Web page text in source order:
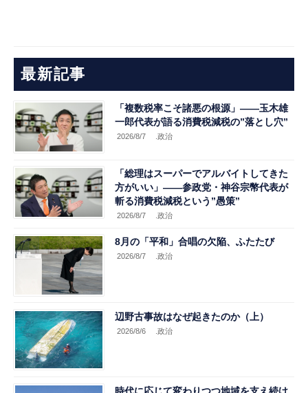
最新記事
「複数税率こそ諸悪の根源」――玉木雄
一郎代表が語る消費税減税の”落とし穴”
2026/8/7 .政治
「総理はスーパーでアルバイトしてきた
方がいい」――参政党・神谷宗幣代表が
斬る消費税減税という”愚策”
2026/8/7 .政治
8月の「平和」合唱の欠陥、ふたたび
2026/8/7 .政治
辺野古事故はなぜ起きたのか（上）
2026/8/6 .政治
時代に応じて変わりつつ地域を支え続け